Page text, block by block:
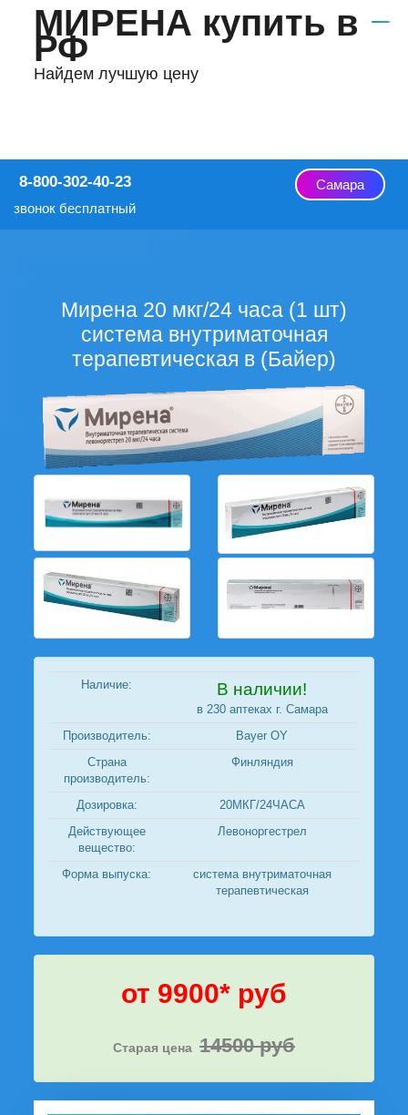
МИРЕНА купить в
РФ
Найдем лучшую цену
8-800-302-40-23
звонок бесплатный
Самара
Мирена 20 мкг/24 часа (1 шт)
система внутриматочная
терапевтическая в (Байер)
Наличие: В наличии!
в 230 аптеках г. Самара
Производитель:
Bayer OY
Страна
производитель:
Финляндия
Дозировка:
20МКГ/24ЧАСА
Действующее
вещество:
Левоноргестрел
Форма выпуска:
система внутриматочная
терапевтическая
от 9900* руб
Старая цена 14500 руб